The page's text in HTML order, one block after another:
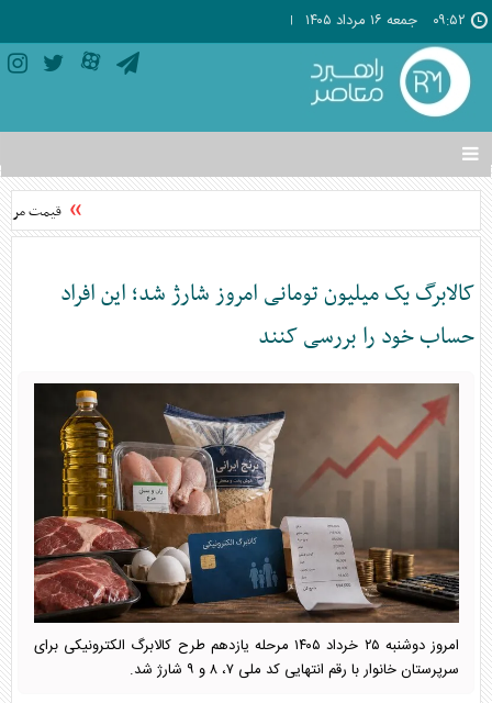
۰۹:۵۲ جمعه ۱۶ مرداد ۱۴۰۵
تغییر
وضعیت
منوی
ها
قیمت مرغ
کالابرگ یک میلیون تومانی امروز شارژ شد؛ این افراد
حساب خود را بررسی کنند
امروز دوشنبه ۲۵ خرداد ۱۴۰۵ مرحله یازدهم طرح کالابرگ الکترونیکی برای
سرپرستان خانوار با رقم انتهایی کد ملی ۷، ۸ و ۹ شارژ شد.